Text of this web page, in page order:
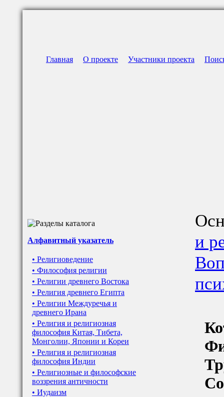
Главная О проекте Участники проекта
Алфавитный указатель
• Религиоведение
• Философия религии
• Религии древнего Востока
• Религия древнего Египта
• Религии Междуречья и
древнего Ирана
• Религия и религиозная
философия Китая, Тибета,
Монголии, Японии и Кореи
• Религия и религиозная
философия Индии
• Религиозные и философские
воззрения античности
• Иудаизм
и